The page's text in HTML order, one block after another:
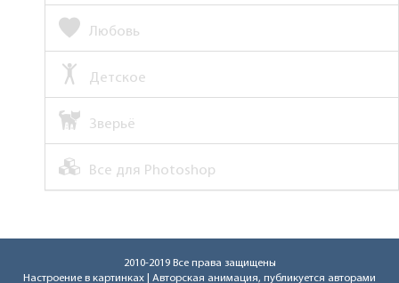
Любовь
Детское
Зверьё
Все для Photoshop
2010-2019 Все права защищены
Настроение в картинках | Авторская анимация, публикуется авторами